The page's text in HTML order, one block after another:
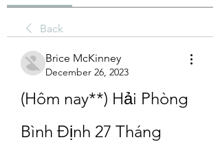
Back
Brice McKinney
December 26, 2023
(Hôm nay**) Hải Phòng
Bình Định 27 Tháng